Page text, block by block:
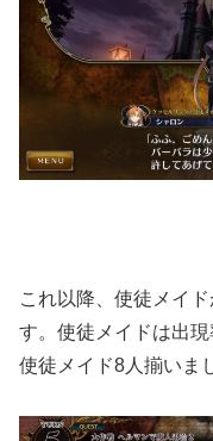
これ以降、使徒メイ
す。使徒メイドは出
使徒メイド8人揃いま